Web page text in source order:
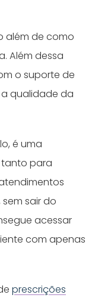
além de como
Além dessa
o suporte de
qualidade da
é uma
para
sair do
acessar
com apenas
prescrições